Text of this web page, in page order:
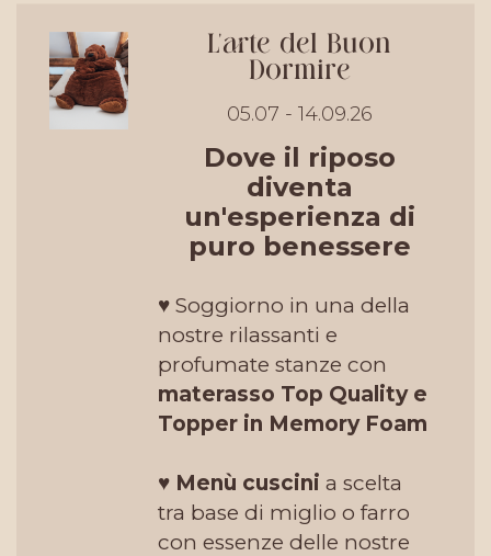
L'arte del Buon
Dormire
05.07 - 14.09.26
Dove il riposo
diventa
un'esperienza di
puro benessere
♥ Soggiorno in una della
nostre rilassanti e
profumate stanze con
materasso Top Quality e
Topper in Memory Foam
♥ Menù cuscini a scelta
tra base di miglio o farro
con essenze delle nostre